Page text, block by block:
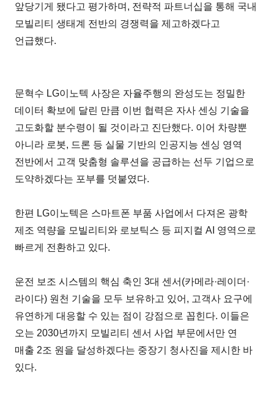
앞당기게 됐다고 평가하며, 전략적 파트너십을 통해 국내
모빌리티 생태계 전반의 경쟁력을 제고하겠다고
언급했다.
문혁수 LG이노텍 사장은 자율주행의 완성도는 정밀한
데이터 확보에 달린 만큼 이번 협력은 자사 센싱 기술을
고도화할 분수령이 될 것이라고 진단했다. 이어 차량뿐
아니라 로봇, 드론 등 실물 기반의 인공지능 센싱 영역
전반에서 고객 맞춤형 솔루션을 공급하는 선두 기업으로
도약하겠다는 포부를 덧붙였다.
한편 LG이노텍은 스마트폰 부품 사업에서 다져온 광학
제조 역량을 모빌리티와 로보틱스 등 피지컬 AI 영역으로
빠르게 전환하고 있다.
운전 보조 시스템의 핵심 축인 3대 센서(카메라·레이더·
라이다) 원천 기술을 모두 보유하고 있어, 고객사 요구에
유연하게 대응할 수 있는 점이 강점으로 꼽힌다. 이들은
오는 2030년까지 모빌리티 센서 사업 부문에서만 연
매출 2조 원을 달성하겠다는 중장기 청사진을 제시한 바
있다.